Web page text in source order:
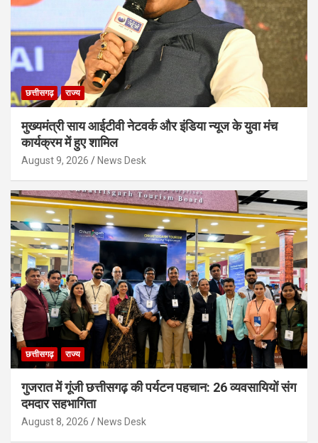
छत्तीसगढ़ राज्य
मुख्यमंत्री साय आईटीवी नेटवर्क और इंडिया न्यूज के युवा मंच
कार्यक्रम में हुए शामिल
August 9, 2026 News Desk
छत्तीसगढ़ राज्य
गुजरात में गूंजी छत्तीसगढ़ की पर्यटन पहचान: 26 व्यवसायियों संग
दमदार सहभागिता
August 8, 2026 News Desk